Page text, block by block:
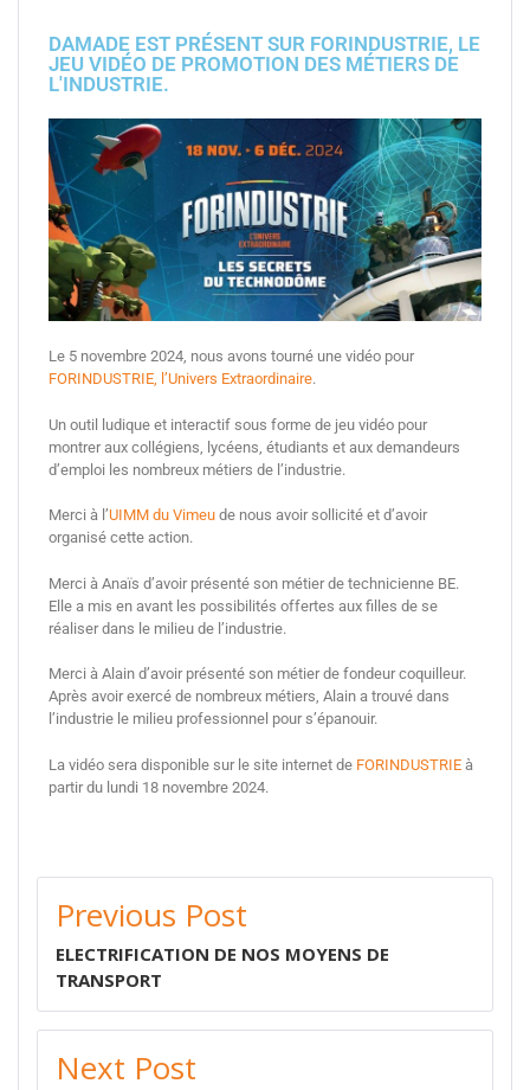
DAMADE EST PRÉSENT SUR FORINDUSTRIE, LE
JEU VIDÉO DE PROMOTION DES MÉTIERS DE
L'INDUSTRIE.
Le 5 novembre 2024, nous avons tourné une vidéo pour
FORINDUSTRIE, l’Univers Extraordinaire.
Un outil ludique et interactif sous forme de jeu vidéo pour
montrer aux collégiens, lycéens, étudiants et aux demandeurs
d’emploi les nombreux métiers de l’industrie.
Merci à l’UIMM du Vimeu de nous avoir sollicité et d’avoir
organisé cette action.
Merci à Anaïs d’avoir présenté son métier de technicienne BE.
Elle a mis en avant les possibilités offertes aux filles de se
réaliser dans le milieu de l’industrie.
Merci à Alain d’avoir présenté son métier de fondeur coquilleur.
Après avoir exercé de nombreux métiers, Alain a trouvé dans
l’industrie le milieu professionnel pour s’épanouir.
La vidéo sera disponible sur le site internet de FORINDUSTRIE à
partir du lundi 18 novembre 2024.
Previous Post
ELECTRIFICATION DE NOS MOYENS DE
TRANSPORT
Next Post